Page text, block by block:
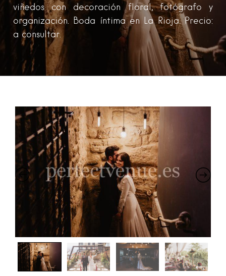
viñedos con decoración floral, fotógrafo y
organización. Boda íntima en La Rioja. Precio:
a consultar.